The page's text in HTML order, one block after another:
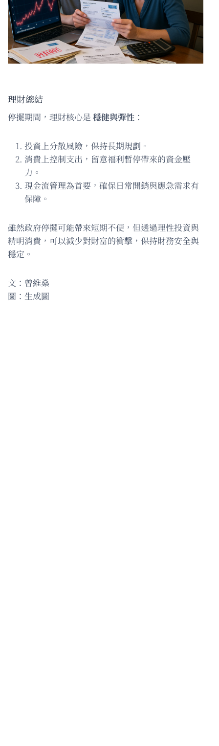
理財總結
停擺期間，理財核心是 穩健與彈性 ：
投資上分散風險，保持長期規劃。
消費上控制支出，留意福利暫停帶來的資金壓
力。
現金流管理為首要，確保日常開銷與應急需求有
保障。
雖然政府停擺可能帶來短期不便，但透過理性投資與
精明消費，可以減少對財富的衝擊，保持財務安全與
穩定。
文：曾維燊
圖：生成圖